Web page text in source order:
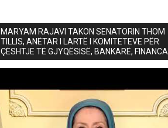
MARYAM RAJAVI TAKON SENATORIN THOM
TILLIS, ANËTAR I LARTË I KOMITETEVE PËR
ÇËSHTJE TË GJYQËSISË, BANKARË, FINANCA